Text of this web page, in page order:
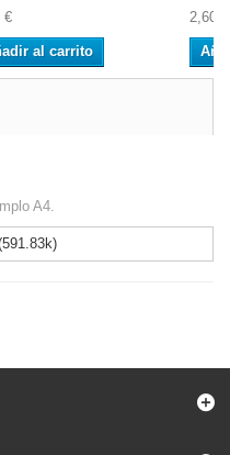
€
al carrito
2,60 €
A4.